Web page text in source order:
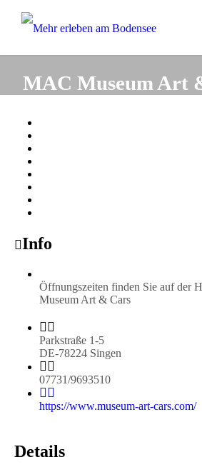
MAC Museum Art
Info
Öffnungszeiten finden Sie auf der
Museum Art & Cars
Parkstraße 1-5
DE-78224 Singen
07731/9693510
https://www.museum-art-cars.com/
Details